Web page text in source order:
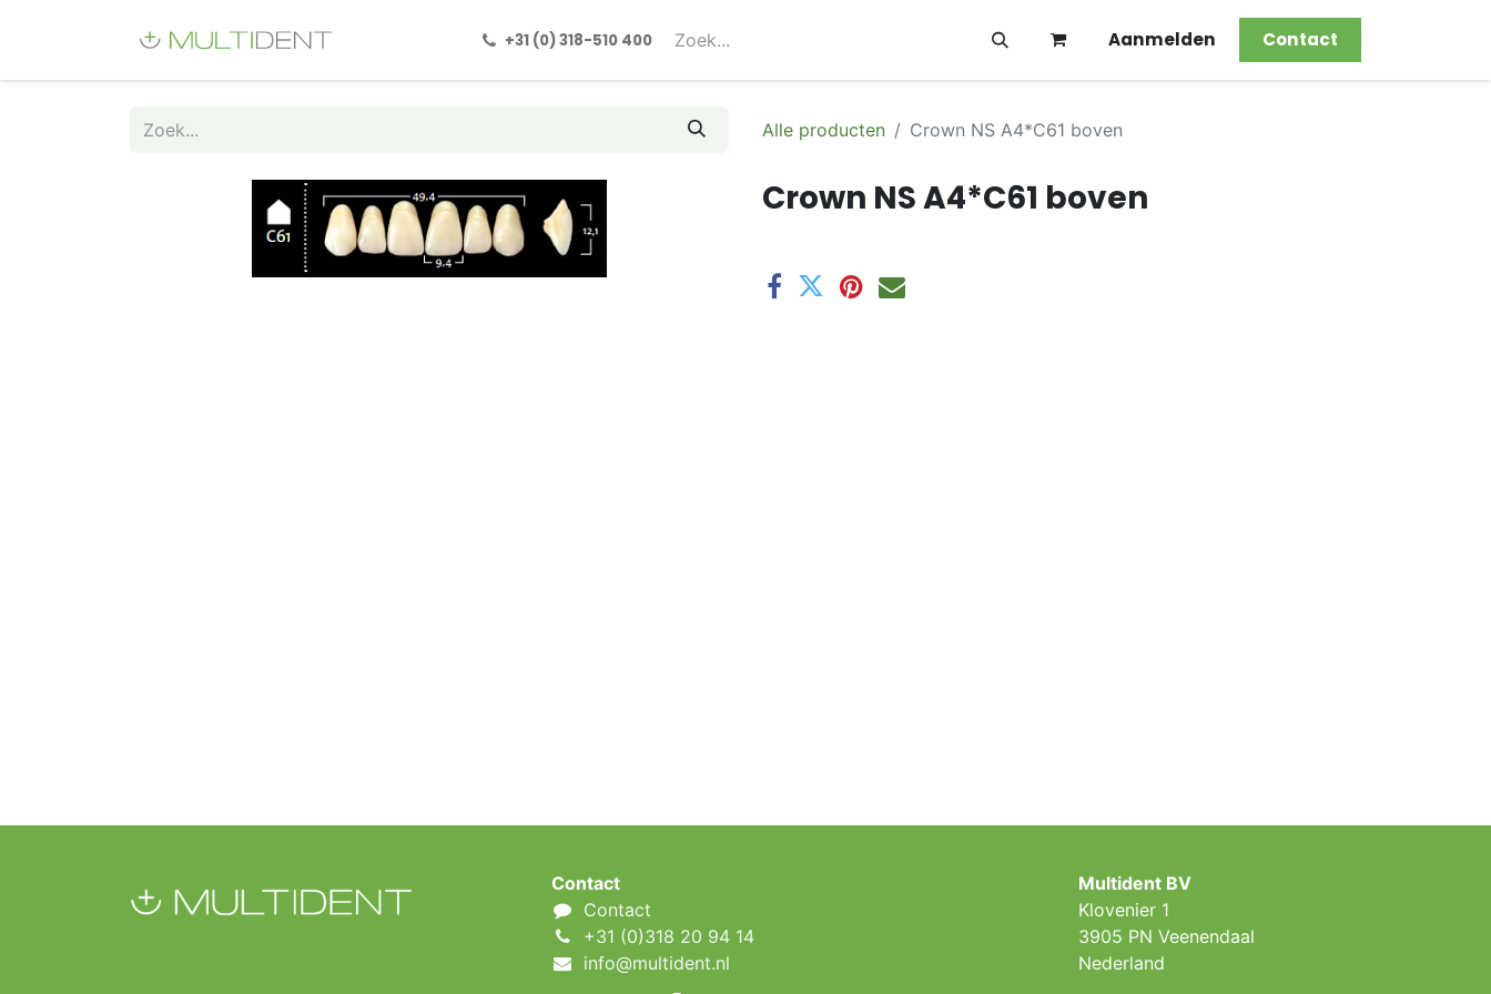
Formulieren
+31 (0) 318-510 400​​ Aanmelden Contact
Alle producten Crown NS A4*C61 boven
Crown NS A4*C61 boven
Contact
Contact
+31 (0)318 20 94 14
info@multident.nl
Multident BV
Klovenier 1
3905 PN Veenendaal
Nederland ​